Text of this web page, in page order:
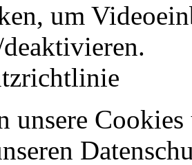
um
unsere